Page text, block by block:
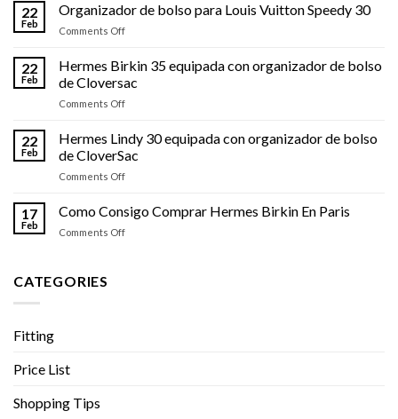
bolsos
para
Mini
Luggage
22
Feb
Organizador de bolso para Louis Vuitton Speedy 30
Comments Offon
de
bolso
para
Louis
Speedy
22
Feb
Hermes Birkin 35 equipada con organizador de bolso
de Cloversac
Comments Offon
Birkin
35
equipada
con
de
bolso
22
Feb
Hermes Lindy 30 equipada con organizador de bolso
de CloverSac
Comments Offon
Lindy
30
equipada
17
Feb
Como Consigo Comprar Hermes Birkin En Paris
Comments Offon
CATEGORIES
Fitting
Price List
Shopping Tips